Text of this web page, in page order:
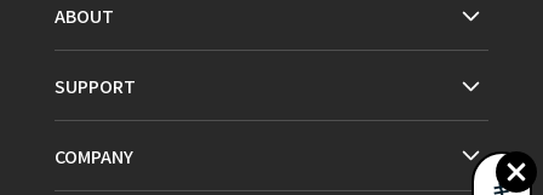
ABOUT
SUPPORT
COMPANY